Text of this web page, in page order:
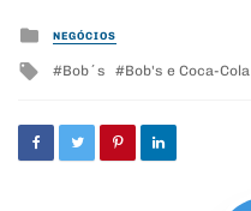
Posted
in
NEGÓCIOS
Tagged
Bob´s Bob's e Coca-Cola